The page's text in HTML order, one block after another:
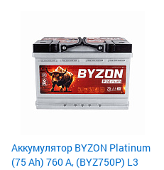
Аккумулятор BYZON Platinum
(75 Ah) 760 А, (BYZ750P) L3